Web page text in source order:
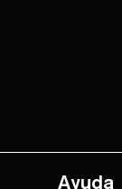
Ayuda